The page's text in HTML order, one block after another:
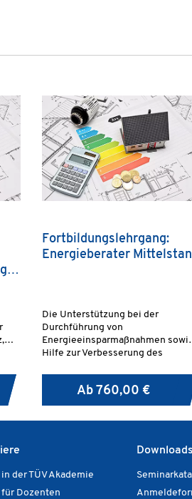
Fortbildungslehrgang:
Energieberater
Die Unterstützung bei der
Durchführung von
Energieeinsparmaßnahmen
Hilfe zur Verbesserung des
rationeller Energieverwendung
Bereich des gesamten
Ab760,00 €
der TÜV Akademie
Dozenten
Downloads